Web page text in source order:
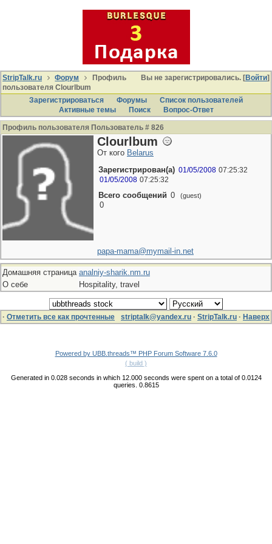
Вы не зарегистрировались. [Войти]
StripTalk.ru Форум
Профиль
пользователя Clourlbum
Зарегистрироваться
Форумы
Список пользователей
Активные темы
Поиcк Вопрос-Ответ
Профиль пользователя Пользователь # 826
Clourlbum
От кого Belarus
Зарегистрирован(а) 01/05/2008 07:25:32
01/05/2008 07:25:32
Всего сообщений 0 (guest)
0
papa-mama@mymail-in.net
Домашняя страница analniy-sharik.nm.ru
О себе
Hospitality, travel
· Отметить все как прочтенные striptalk@yandex.ru · StripTalk.ru · Наверх
Powered by UBB.threads™ PHP Forum Software 7.6.0
( build )
Generated in 0.028 seconds in which 12.000 seconds were spent on a total of 0.0124
queries. 0.8615